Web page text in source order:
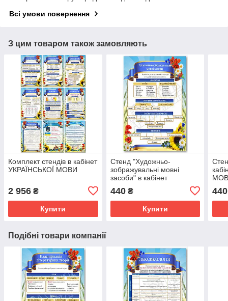
Всі умови повернення
З цим товаром також замовляють
Комплект стендів в кабінет
УКРАЇНСЬКОЇ МОВИ
2 956 ₴
Купити
Стенд "Художньо-
зображувальні мовні
засоби" в кабінет
440₴
Купити
440
Подібні товари компанії